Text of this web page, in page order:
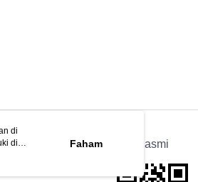
APP Rasmi
di
di
Faham